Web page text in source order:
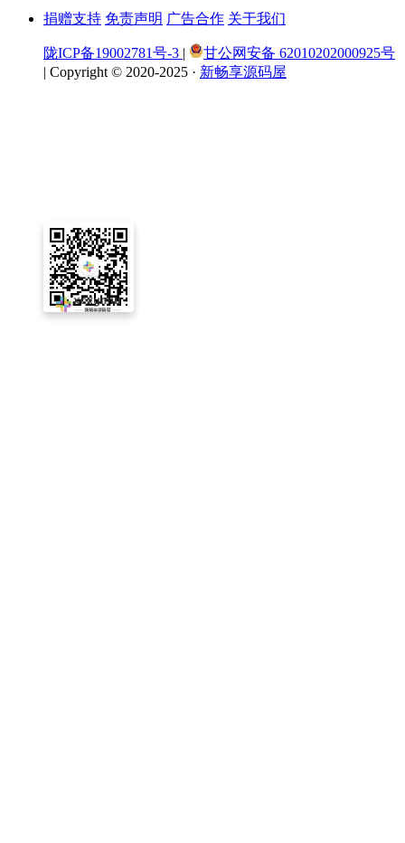
捐赠支持 免责声明 广告合作 关于我们
陇ICP备19002781号-3 |
甘公网安备 62010202000925号
| Copyright © 2020-2025 · 新畅享源码屋